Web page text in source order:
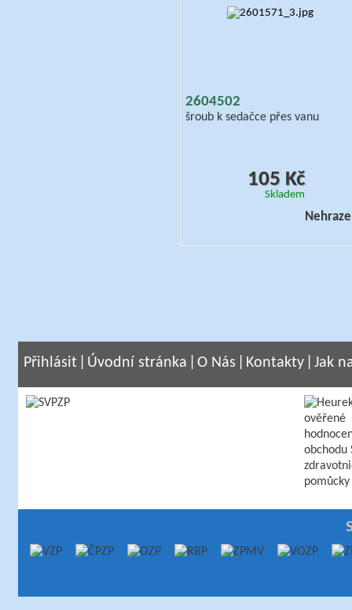
2604502
šroub k sedačce přes vanu
105 Kč
Skladem
Přihlásit Úvodní stránka O Nás Kontakty Jak